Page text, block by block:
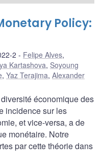
Policy:
2 Felipe Alves,
Kartashova, Soyoung
, Yaz Terajima, Alexander
économique des
incidence sur les
et vice-versa, a de
monétaire. Notre
par cette théorie dans